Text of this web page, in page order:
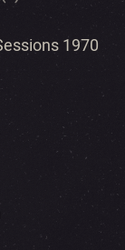
1970